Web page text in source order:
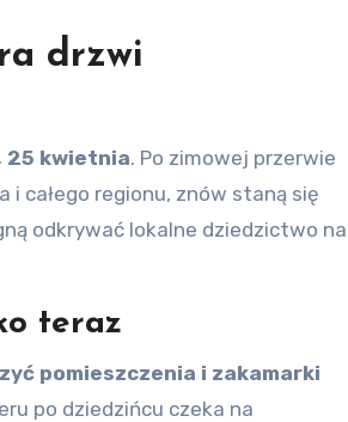
drzwi
25 kwietnia. Po zimowej przerwie
całego regionu, znów staną się
odkrywać lokalne dziedzictwo na
teraz
pomieszczenia i zakamarki
po dziedzińcu czeka na